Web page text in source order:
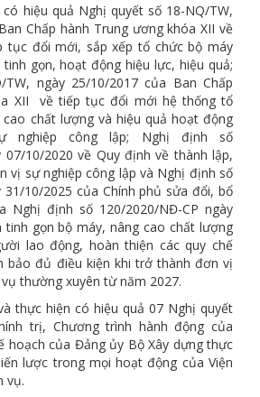
hiệu quả Nghị quyết số 18-NQ/TW,
Chấp hành Trung ương khóa XII về
tục đổi mới, sắp xếp tổ chức bộ máy
gọn, hoạt động hiệu lực, hiệu quả;
ngày 25/10/2017 của Ban Chấp
XII về tiếp tục đổi mới hệ thống tổ
chất lượng và hiệu quả hoạt động
nghiệp công lập; Nghị định số
07/10/2020 về Quy định về thành lập,
vị sự nghiệp công lập và Nghị định số
31/10/2025 của Chính phủ sửa đổi, bổ
Nghị định số 120/2020/NĐ-CP ngày
tinh gọn bộ máy, nâng cao chất lượng
lao động, hoàn thiện các quy chế
bảo đủ điều kiện khi trở thành đơn vị
thường xuyên từ năm 2027.
thực hiện có hiệu quả 07 Nghị quyết
trị, Chương trình hành động của
hoạch của Đảng ủy Bộ Xây dựng thực
lược trong mọi hoạt động của Viện
vụ.